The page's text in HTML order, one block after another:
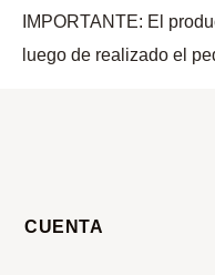
IMPORTANTE: El
luego de realizado el
CUENTA